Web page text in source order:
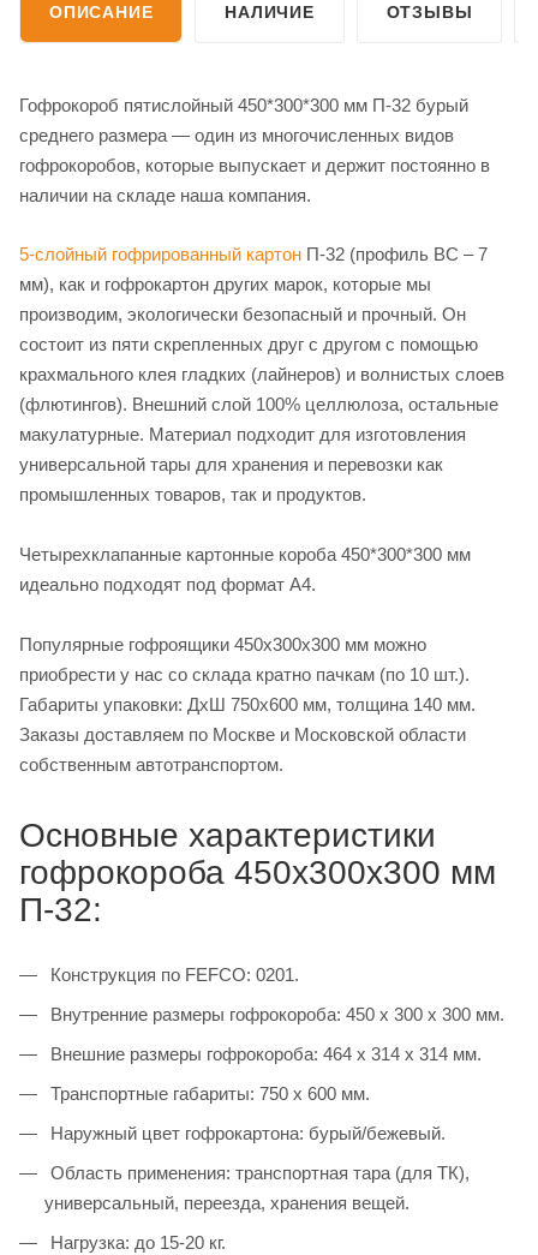
ОПИСАНИЕ НАЛИЧИЕ ОТЗЫВЫ
Гофрокороб пятислойный 450*300*300 мм П-32 бурый
среднего размера — один из многочисленных видов
гофрокоробов, которые выпускает и держит постоянно в
наличии на складе наша компания.
5-слойный гофрированный картон П-32 (профиль ВС – 7
мм), как и гофрокартон других марок, которые мы
производим, экологически безопасный и прочный. Он
состоит из пяти скрепленных друг с другом с помощью
крахмального клея гладких (лайнеров) и волнистых слоев
(флютингов). Внешний слой 100% целлюлоза, остальные
макулатурные. Материал подходит для изготовления
универсальной тары для хранения и перевозки как
промышленных товаров, так и продуктов.
Четырехклапанные картонные короба 450*300*300 мм
идеально подходят под формат А4.
Популярные гофроящики 450х300х300 мм можно
приобрести у нас со склада кратно пачкам (по 10 шт.).
Габариты упаковки: ДхШ 750х600 мм, толщина 140 мм.
Заказы доставляем по Москве и Московской области
собственным автотранспортом.
Основные характеристики
гофрокороба 450х300х300 мм
П-32:
Конструкция по FEFCO: 0201.
Внутренние размеры гофрокороба: 450 х 300 х 300 мм.
Внешние размеры гофрокороба: 464 х 314 х 314 мм.
Транспортные габариты: 750 х 600 мм.
Наружный цвет гофрокартона: бурый/бежевый.
Область применения: транспортная тара (для ТК),
универсальный, переезда, хранения вещей.
Нагрузка: до 15-20 кг.